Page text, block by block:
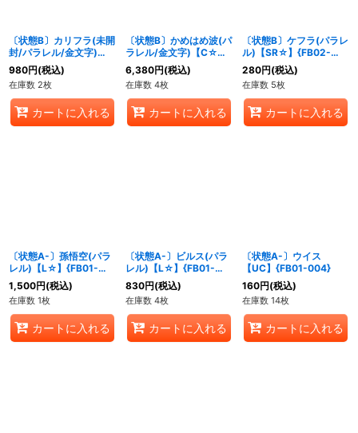
〔状態B〕カリフラ(未開
封/パラレル/金文字)
【R☆】{FB02-007}
980円(税込)
在庫数 2枚
カートに入れる
〔状態B〕かめはめ波(パ
ラレル/金文字)【C☆】
{FS01-15[FB02]}
6,380円(税込)
在庫数 4枚
カートに入れる
〔状態B〕ケフラ(パラレ
ル)【SR☆】{FB02-
013}
280円(税込)
在庫数 5枚
カートに入れる
〔状態A-〕孫悟空(パラ
レル)【L☆】{FB01-
001}
1,500円(税込)
在庫数 1枚
カートに入れる
〔状態A-〕ビルス(パラ
レル)【L☆】{FB01-
002}
830円(税込)
在庫数 4枚
カートに入れる
〔状態A-〕ウイス
【UC】{FB01-004}
160円(税込)
在庫数 14枚
カートに入れる